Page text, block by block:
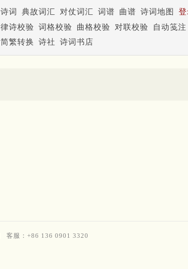
诗词 典故词汇 对仗词汇 词谱 曲谱 诗词地图
律诗校验 词格校验 曲格校验 对联校验
自动笺注
简繁转换 诗社 诗词书店
客服：+86 136 0901 3320